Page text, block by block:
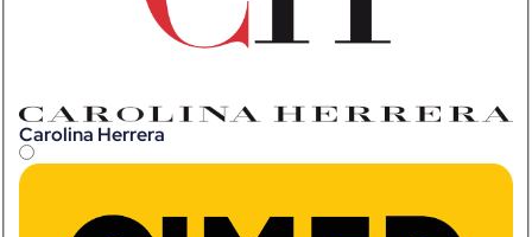
Carolina Herrera